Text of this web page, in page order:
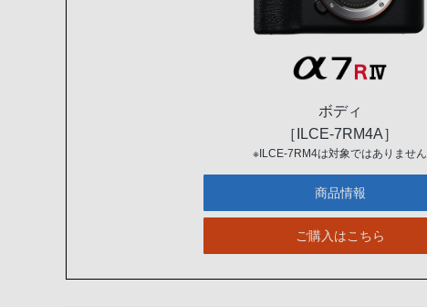
ボディ
［ILCE-7RM4A］
※ILCE-7RM4は対象ではありません
商品情報
ご購入はこちら